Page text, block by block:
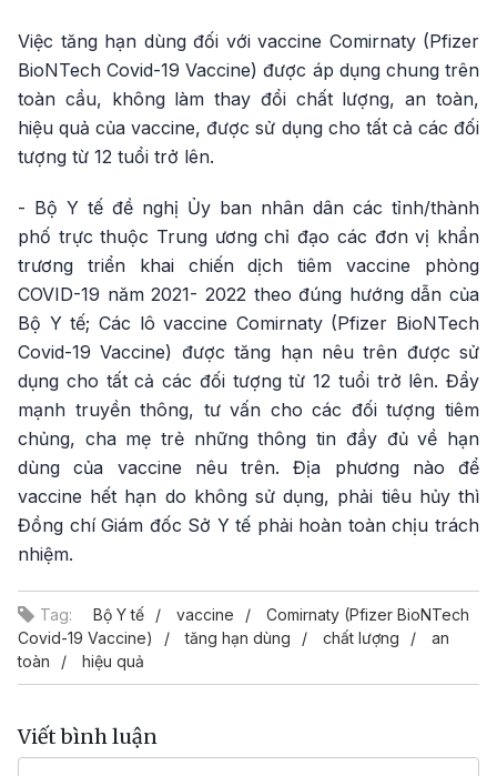
Việc tăng hạn dùng đối với vaccine Comirnaty (Pfizer
BioNTech Covid-19 Vaccine) được áp dụng chung trên
toàn cầu, không làm thay đổi chất lượng, an toàn,
hiệu quả của vaccine, được sử dụng cho tất cả các đối
tượng từ 12 tuổi trở lên.
- Bộ Y tế đề nghị Ủy ban nhân dân các tỉnh/thành
phố trực thuộc Trung ương chỉ đạo các đơn vị khẩn
trương triển khai chiến dịch tiêm vaccine phòng
COVID-19 năm 2021- 2022 theo đúng hướng dẫn của
Bộ Y tế; Các lô vaccine Comirnaty (Pfizer BioNTech
Covid-19 Vaccine) được tăng hạn nêu trên được sử
dụng cho tất cả các đối tượng từ 12 tuổi trở lên. Đẩy
mạnh truyền thông, tư vấn cho các đối tượng tiêm
chủng, cha mẹ trẻ những thông tin đầy đủ về hạn
dùng của vaccine nêu trên. Địa phương nào để
vaccine hết hạn do không sử dụng, phải tiêu hủy thì
Đồng chí Giám đốc Sở Y tế phải hoàn toàn chịu trách
nhiệm.
Tag: Bộ Y tế vaccine
Comirnaty (Pfizer BioNTech
Covid-19 Vaccine)
tăng hạn dùng chất lượng
an
toàn
hiệu quả
Viết bình luận